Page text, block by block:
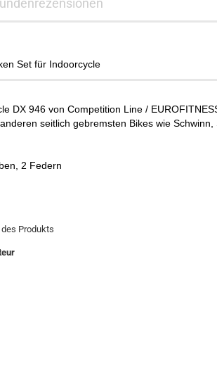
Set für Indoorcycle
DX 946 von Competition Line /
seitlich gebremsten Bikes wie Schwinn,
2 Federn
Produkts